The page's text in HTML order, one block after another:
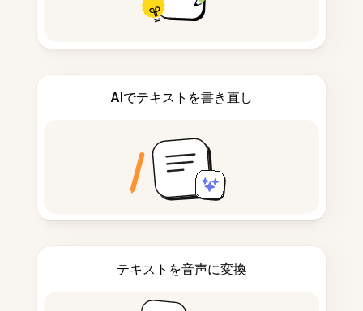
AIでテキストを書き直し
テキストを音声に変換